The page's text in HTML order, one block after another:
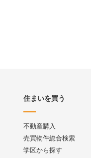
住まいを買う
不動産購入
売買物件総合検索
学区から探す